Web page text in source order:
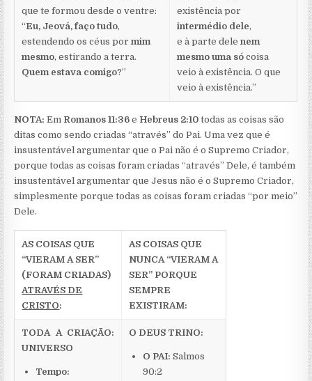
que te formou desde o ventre:
“Eu, Jeová, faço tudo,
estendendo os céus pormim
mesmo, estirando a terra.
Quem estava comigo?”
existência por
intermédio dele,
e à parte delenem
mesmo uma só coisa
veio à existência. O que
veio à existência.”
NOTA:Em Romanos 11:36 e Hebreus 2:10 todas as coisas são
ditas como sendo criadas “através” do Pai. Uma vez que é
insustentável argumentar que o Pai não é o Supremo Criador,
porque todas as coisas foram criadas “através” Dele, é também
insustentável argumentar que Jesus não é o Supremo Criador,
simplesmente porque todas as coisas foram criadas “por meio”
Dele.
AS COISAS QUE
“VIERAM A SER”
(FORAM CRIADAS)
ATRAVÉS DE
CRISTO:
AS COISAS QUE
NUNCA “VIERAM A
SER” PORQUE
SEMPRE
EXISTIRAM:
TODA A CRIAÇÃO:
UNIVERSO
Tempo:
O DEUS TRINO:
O PAI: Salmos
90:2